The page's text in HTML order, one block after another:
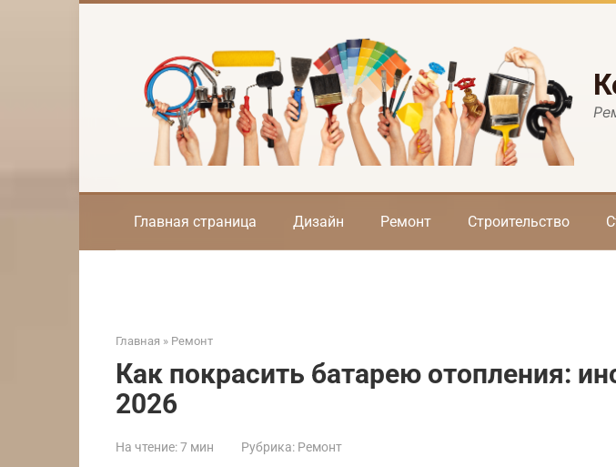
Главная страница Дизайн Ремонт Строительство
Главная » Ремонт
Как покрасить батарею отопления:
2026
На чтение:7 мин Рубрика: Ремонт